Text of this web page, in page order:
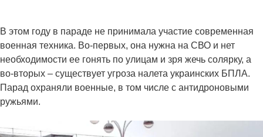
В этом году в параде не принимала участие современная
военная техника. Во-первых, она нужна на СВО и нет
необходимости ее гонять по улицам и зря жечь солярку, а
во-вторых – существует угроза налета украинских БПЛА.
Парад охраняли военные, в том числе с антидроновыми
ружьями.